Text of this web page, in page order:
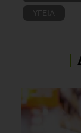
ΥΓΕΙΑ